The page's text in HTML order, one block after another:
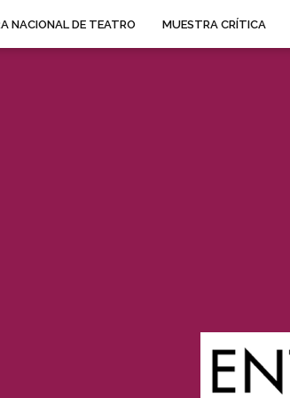
NACIONAL DE TEATRO MUESTRA CRÍTICA